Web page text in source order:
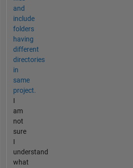
and
include
folders
having
different
directories
in
same
project.
I
am
not
sure
I
understand
what